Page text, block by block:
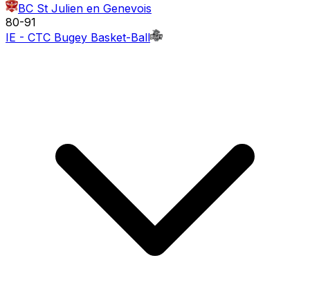
BC St Julien en Genevois
80-91
IE - CTC Bugey Basket-Ball